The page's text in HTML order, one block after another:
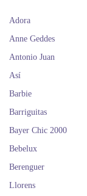
Adora
Anne Geddes
Antonio Juan
Así
Barbie
Barriguitas
Bayer Chic 2000
Bebelux
Berenguer
Llorens